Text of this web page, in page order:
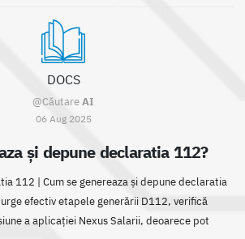
DOCS
@CăutareAI
06 Aug 2025
și depune declaratia 112?
112 | Cum se genereaza și depune declaratia
efectiv etapele generării D112, verifică
a aplicației Nexus Salarii, deoarece pot